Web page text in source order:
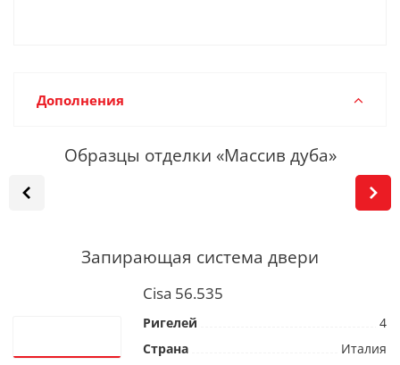
Дополнения
Образцы отделки «Массив дуба»
Запирающая система двери
Cisa 56.535
Ригелей
4
Страна
Италия